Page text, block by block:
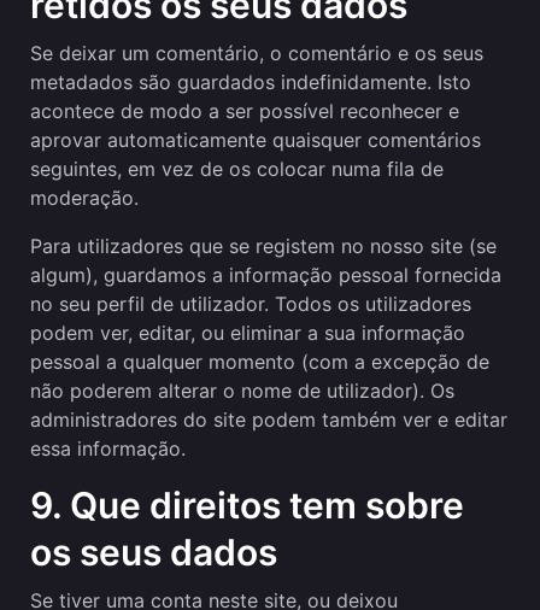
Se deixar um comentário, o comentário e os seus
metadados são guardados indefinidamente. Isto
acontece de modo a ser possível reconhecer e
aprovar automaticamente quaisquer comentários
seguintes, em vez de os colocar numa fila de
moderação.
Para utilizadores que se registem no nosso site (se
algum), guardamos a informação pessoal fornecida
no seu perfil de utilizador. Todos os utilizadores
podem ver, editar, ou eliminar a sua informação
pessoal a qualquer momento (com a excepção de
não poderem alterar o nome de utilizador). Os
administradores do site podem também ver e editar
essa informação.
9. Que direitos tem sobre
os seus dados
Se tiver uma conta neste site, ou deixou